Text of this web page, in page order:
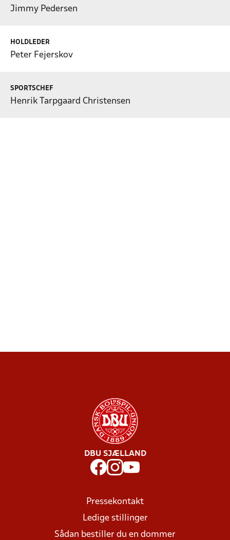
Jimmy Pedersen
HOLDLEDER
Peter Fejerskov
SPORTSCHEF
Henrik Tarpgaard Christensen
DBU SJÆLLAND
Pressekontakt
Ledige stillinger
Sådan bestiller du en dommer